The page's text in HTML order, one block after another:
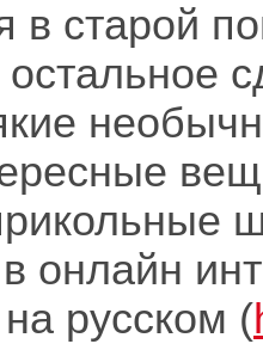
в старой
онлайн
русском (